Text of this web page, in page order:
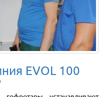
EVOL 100